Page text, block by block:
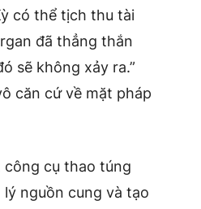
có thể tịch thu tài
đã thẳng thắn
sẽ không xảy ra.”
căn cứ về mặt pháp
công cụ thao túng
nguồn cung và tạo